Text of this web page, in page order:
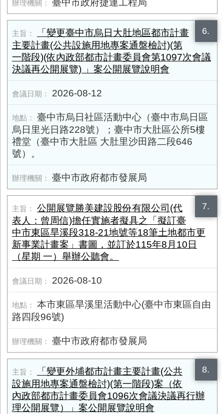
6.
「變更臺中市烏日大肚地區都市計畫
主要計畫(公共設施用地專案通盤檢討)(第
一階段)(依內政部都市計畫委員會第1097次會議
決議再公開展覽) 」案公開展覽說明會
2026-08-12
臺中市烏日社區活動中心（臺中市烏日區
烏日里光日路228號）；臺中市大肚區公所5樓
禮堂（臺中市大肚區 大肚里沙田路二段646
號）。
臺中市政府都市發展局
7.
公開展覽勝美建設股份有限公司(代
表人：曾周信)擔任實施者擬具之「擬訂臺
中市東區旱溪段318-21地號等18筆土地都市更
新事業計畫案」書圖，並訂於115年8月10日
（星期 一）舉辦公聽會。
2026-08-10
本市東區旱溪里活動中心(臺中市東區自由
路四段96號)
臺中市政府都市發展局
8.
「變更外埔都市計畫主要計畫(公共
設施用地專案通盤檢討)(第一階段)案（依
內政部都市計畫委員會1096次會議決議再行辦
理公開展覽）」案公開展覽說明會